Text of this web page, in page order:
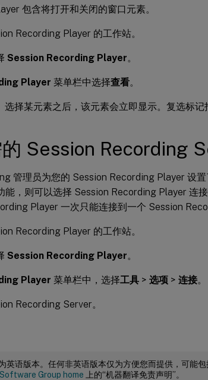
包含将打开和关闭的窗口元素。
Recording Player 的工作站。
Session Recording Player。
Player 菜单栏中选择查看。
择某元素之后，该元素会立即显示。复选标记
Session Recording
管理员为您的 Session Recording Player 设
能，则可以选择 Session Recording Player 连
Player 一次只能连接到一个 Session
Recording Player 的工作站。
Session Recording Player。
Player 菜单栏中，选择工具 > 选项 > 连接。
Recording Server。
英语版本。任何非英语版本仅为方便您而提供，可能
Group home 上的“机器翻译免责声明”。